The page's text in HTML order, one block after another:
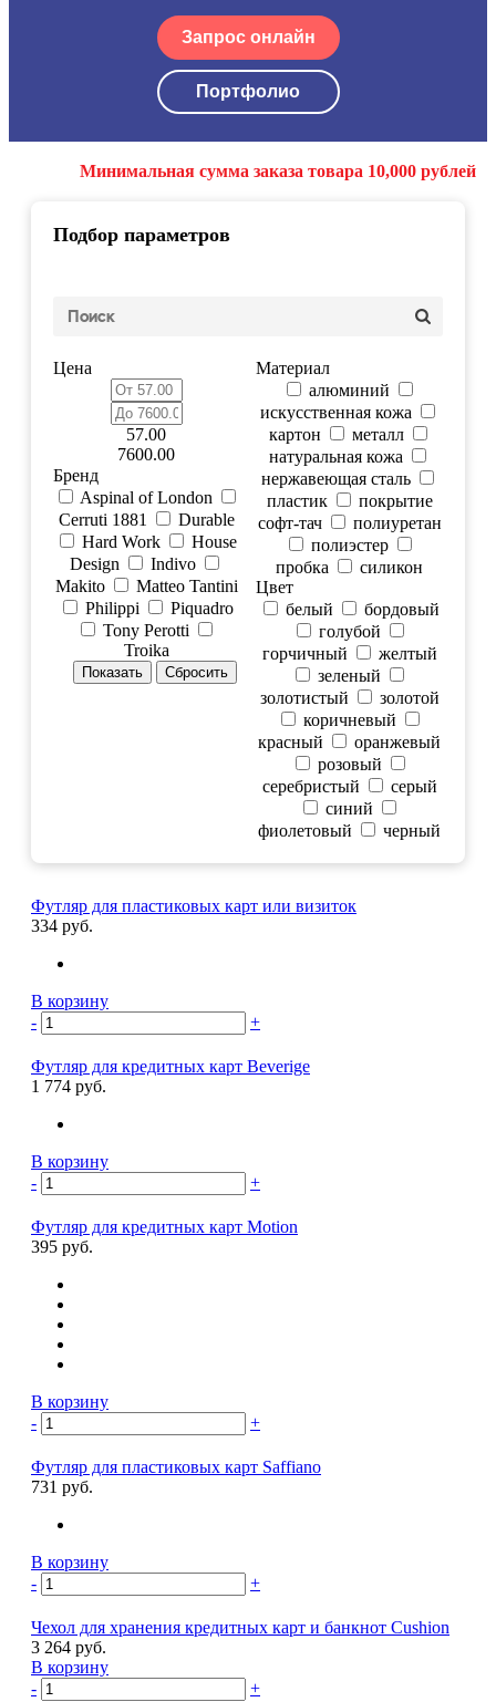
Запрос онлайн
Портфолио
Минимальная сумма заказа товара 10,000 рублей
Подбор параметров
Цена
57.00
7600.00
Материал
алюминий
искусственная кожа
картон
металл
натуральная кожа
нержавеющая сталь
пластик
покрытие
софт-тач
полиуретан
полиэстер
пробка
силикон
Бренд
Aspinal of London
Cerruti 1881
Durable
Hard Work
House
Design
Indivo
Makito
Matteo Tantini
Philippi
Piquadro
Tony Perotti
Troika
Цвет
белый
бордовый
голубой
горчичный
желтый
зеленый
золотистый
золотой
коричневый
красный
оранжевый
розовый
серебристый
серый
синий
фиолетовый
черный
Футляр для пластиковых карт или визиток
334 руб.
В корзину
-
+
Футляр для кредитных карт Beverige
1 774 руб.
В корзину
-
+
Футляр для кредитных карт Motion
395 руб.
В корзину
-
+
Футляр для пластиковых карт Saffiano
731 руб.
В корзину
-
+
Чехол для хранения кредитных карт и банкнот Cushion
3 264 руб.
В корзину
-
+